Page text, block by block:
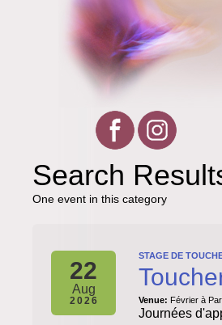
Search
One event in this category
22
Aug
2026
STAGE DE
Venue: Février à
Journées